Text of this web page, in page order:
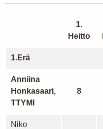
1.
Heitto
1.Erä
Anniina
Honkasaari,
TTYMI
8
Niko